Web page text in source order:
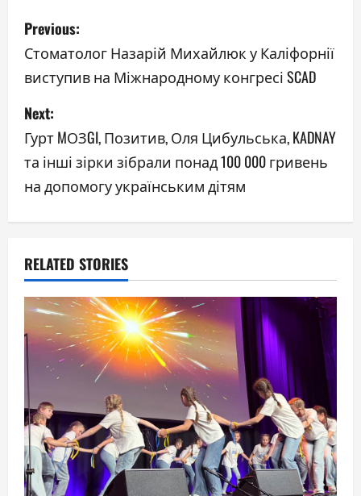
P
o
s
t
n
a
v
i
g
a
t
i
o
n
Previous:
Стоматолог Назарій Михайлюк у Каліфорнії
виступив на Міжнародному конгресі SCAD
Next:
Гурт MОЗGI, Позитив, Оля Цибульська, KADNAY
та інші зірки зібрали понад 100 000 гривень
на допомогу українським дітям
RELATED STORIES